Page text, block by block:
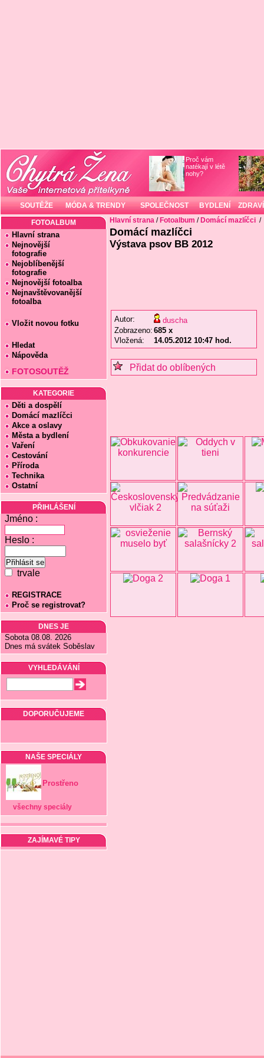
Proč vám
natékají v létě
nohy?
SOUTĚŽE MÓDA & TRENDY SPOLEČNOST BYDLENÍ ZDRAVÍ
FOTOALBUM
Hlavní strana
Nejnovější
fotografie
Nejoblíbenější
fotografie
Nejnovější fotoalba
Nejnavštěvovanější
fotoalba
Vložit novou fotku
Hledat
Nápověda
FOTOSOUTĚŽ
KATEGORIE
Děti a dospělí
Domácí mazlíčci
Akce a oslavy
Města a bydlení
Vaření
Cestování
Příroda
Technika
Ostatní
PŘIHLÁŠENÍ
Jméno :
Heslo :
trvale
REGISTRACE
Proč se registrovat?
DNES JE
Sobota 08.08. 2026
Dnes má svátek Soběslav
VYHLEDÁVÁNÍ
DOPORUČUJEME
NAŠE SPECIÁLY
Prostřeno
všechny speciály
ZAJÍMAVÉ TIPY
Hlavní strana / Fotoalbum / Domácí mazlíčci /
Domácí mazlíčci
Výstava psov BB 2012
Autor:
duscha
Zobrazeno: 685 x
Vložená:
14.05.2012 10:47 hod.
Přidat do oblíbených